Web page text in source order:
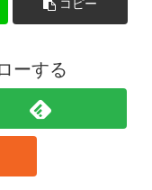
コピー
ーする